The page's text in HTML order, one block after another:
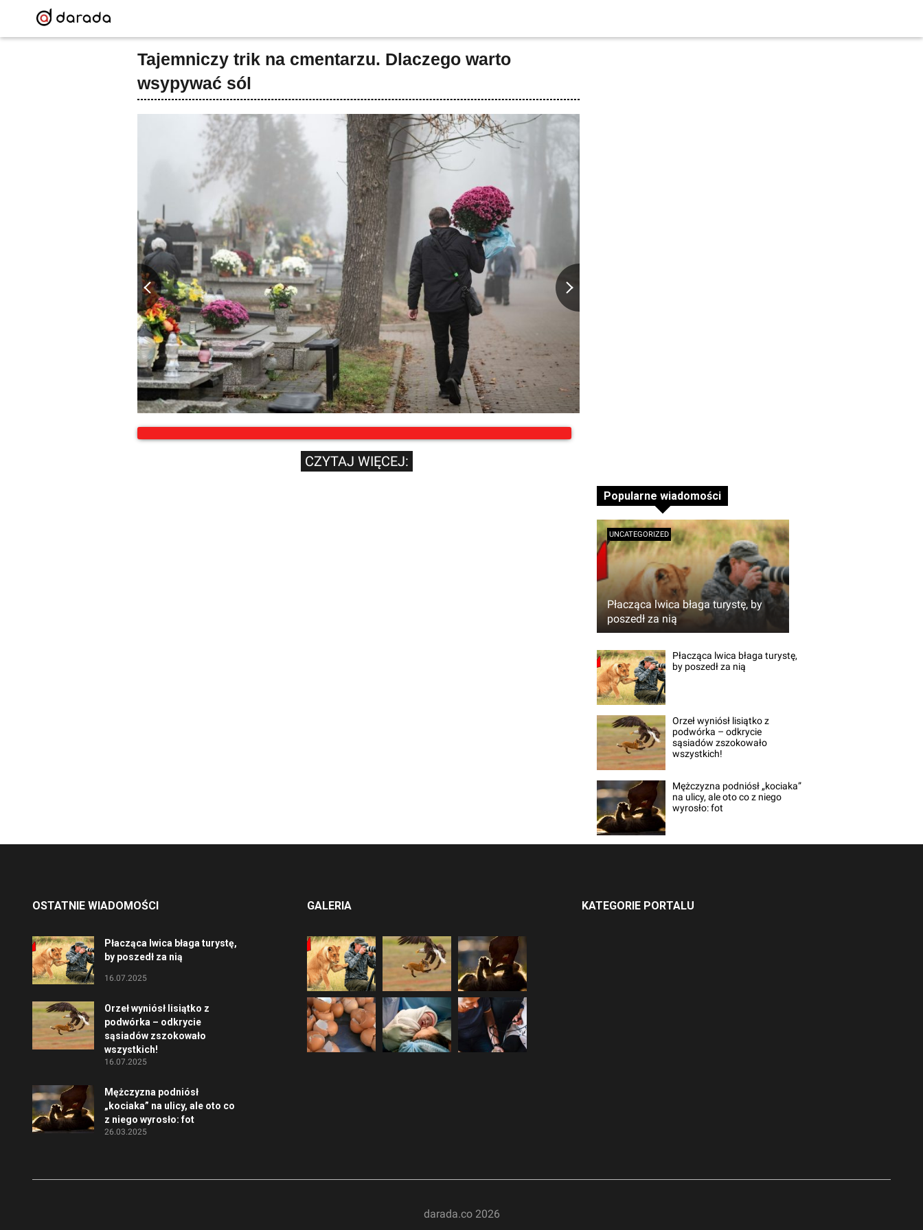
Tajemniczy trik na cmentarzu. Dlaczego warto
wsypywać sól
CZYTAJ WIĘCEJ:
Popularne wiadomości
Płacząca lwica błaga turystę, by
poszedł za nią
UNCATEGORIZED
Płacząca lwica błaga turystę,
by poszedł za nią
Orzeł wyniósł lisiątko z
podwórka – odkrycie
sąsiadów zszokowało
wszystkich!
Mężczyzna podniósł „kociaka”
na ulicy, ale oto co z niego
wyrosło: fot
OSTATNIE WIADOMOŚCI
Płacząca lwica błaga turystę,
by poszedł za nią
16.07.2025
Orzeł wyniósł lisiątko z
podwórka – odkrycie
sąsiadów zszokowało
wszystkich!
16.07.2025
Mężczyzna podniósł
„kociaka” na ulicy, ale oto co
z niego wyrosło: fot
26.03.2025
GALERIA KATEGORIE PORTALU
darada.co 2026